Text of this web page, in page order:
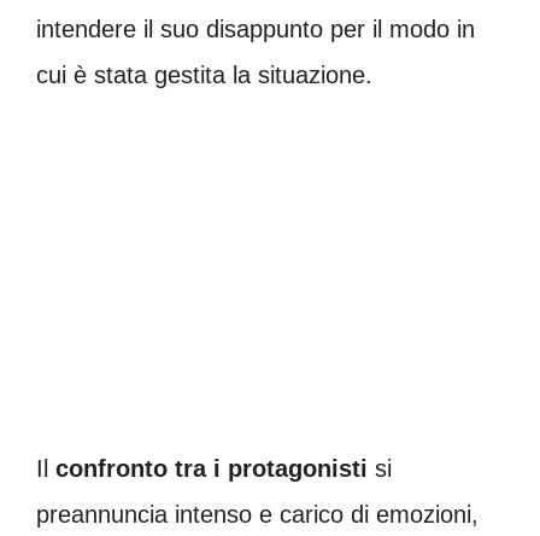
intendere il suo disappunto per il modo in
cui è stata gestita la situazione.
Il confronto tra i protagonisti si
preannuncia intenso e carico di emozioni,